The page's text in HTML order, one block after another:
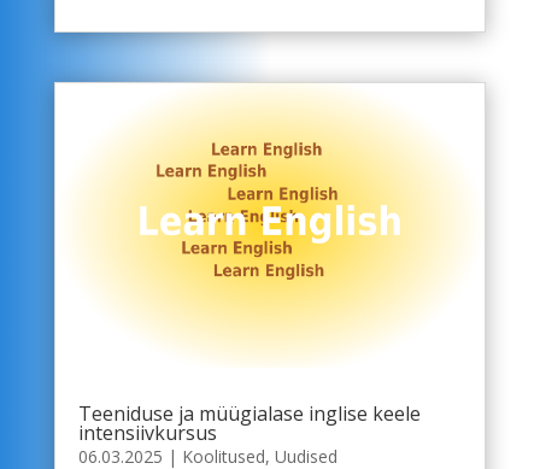
Teeniduse ja müügialase inglise keele
intensiivkursus
06.03.2025 | Koolitused, Uudised